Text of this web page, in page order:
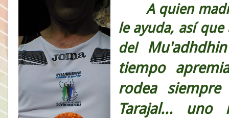
A quien
le ayuda, así
del
tiempo
rodea
Tarajal... uno